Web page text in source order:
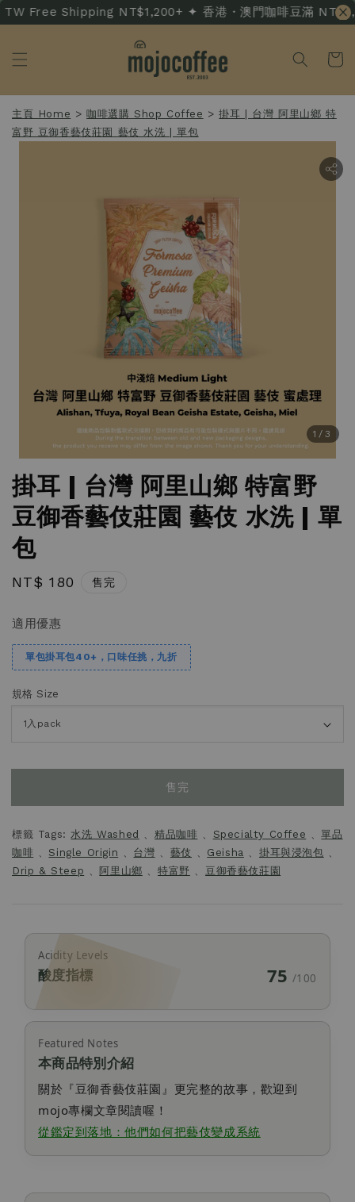
Free Shipping NT$1,200+ ✦ 香港・澳門咖啡豆滿
主頁 Home >咖啡選購 Shop Coffee >掛耳 | 台灣 阿里山鄉 特
富野 豆御香藝伎莊園 藝伎 水洗 | 單包
1 /3
掛耳 | 台灣 阿里山鄉 特富野
豆御香藝伎莊園 藝伎 水洗 | 單
包
Regular
NT$ 180 售完
適用優惠
單包掛耳包40+，口味任挑，九折
規格 Size
售完
標籤 Tags:水洗 Washed 、精品咖啡 、 Specialty Coffee 、單品
咖啡 、 Single Origin 、 台灣 、 藝伎 、 Geisha 、掛耳與浸泡包 、
Drip & Steep 、 阿里山鄉 、特富野 、豆御香藝伎莊園
Acidity Levels
酸度指標 75 /100
Featured Notes
本商品特別介紹
關於『豆御香藝伎莊園』更完整的故事，歡迎到
mojo專欄文章閱讀喔！
從鑑定到落地：他們如何把藝伎變成系統